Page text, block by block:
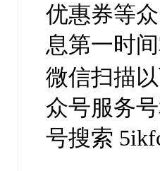
优惠券等
息第一时间
微信扫描
众号服务
号搜索